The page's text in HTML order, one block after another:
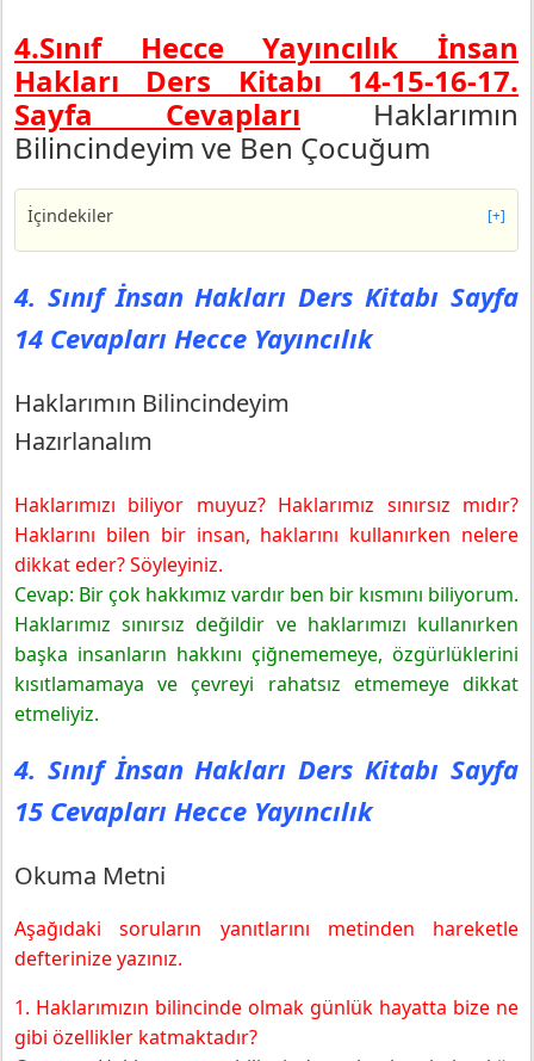
4.Sınıf Hecce Yayıncılık İnsan
Hakları Ders Kitabı 14-15-16-17.
Sayfa Cevapları Haklarımın
Bilincindeyim ve Ben Çocuğum
İçindekiler [+]
4. Sınıf İnsan Hakları Ders Kitabı Sayfa 14 Cevapları
Hecce Yayıncılık
Haklarımın Bilincindeyim
Hazırlanalım
Hecce Yayıncılık
Okuma Metni
Ben Çocuğum
Hazırlanalım
4. Sınıf İnsan Hakları Ders Kitabı Sayfa 17 Cevapları
Hecce Yayıncılık
Okuma Metni
4. Sınıf İnsan Hakları Ders Kitabı Sayfa
14 Cevapları Hecce Yayıncılık
Haklarımın Bilincindeyim
Hazırlanalım
Haklarımızı biliyor muyuz? Haklarımız sınırsız mıdır?
Haklarını bilen bir insan, haklarını kullanırken nelere
dikkat eder? Söyleyiniz.
Cevap: Bir çok hakkımız vardır ben bir kısmını biliyorum.
Haklarımız sınırsız değildir ve haklarımızı kullanırken
başka insanların hakkını çiğnememeye, özgürlüklerini
kısıtlamamaya ve çevreyi rahatsız etmemeye dikkat
etmeliyiz.
4. Sınıf İnsan Hakları Ders Kitabı Sayfa
15 Cevapları Hecce Yayıncılık
Okuma Metni
Aşağıdaki soruların yanıtlarını metinden hareketle
defterinize yazınız.
1. Haklarımızın bilincinde olmak günlük hayatta bize ne
gibi özellikler katmaktadır?